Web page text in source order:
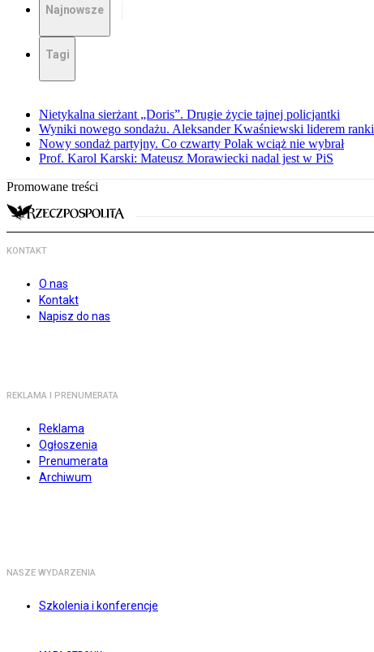
Najnowsze
Tagi
Nietykalna sierżant „Doris”. Drugie życie tajnej policjantki
Wyniki nowego sondażu. Aleksander Kwaśniewski liderem
Nowy sondaż partyjny. Co czwarty Polak wciąż nie wybrał
Prof. Karol Karski: Mateusz Morawiecki nadal jest w PiS
Promowane treści
KONTAKT
O nas
Kontakt
Napisz do nas
REKLAMA I PRENUMERATA
Reklama
Ogłoszenia
Prenumerata
Archiwum
NASZE WYDARZENIA
Szkolenia i konferencje